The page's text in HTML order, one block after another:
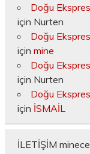
Doğu
için Nurten
Doğu
için mine
Doğu
için Nurten
Doğu
için İSMAİL
İLETİŞİM